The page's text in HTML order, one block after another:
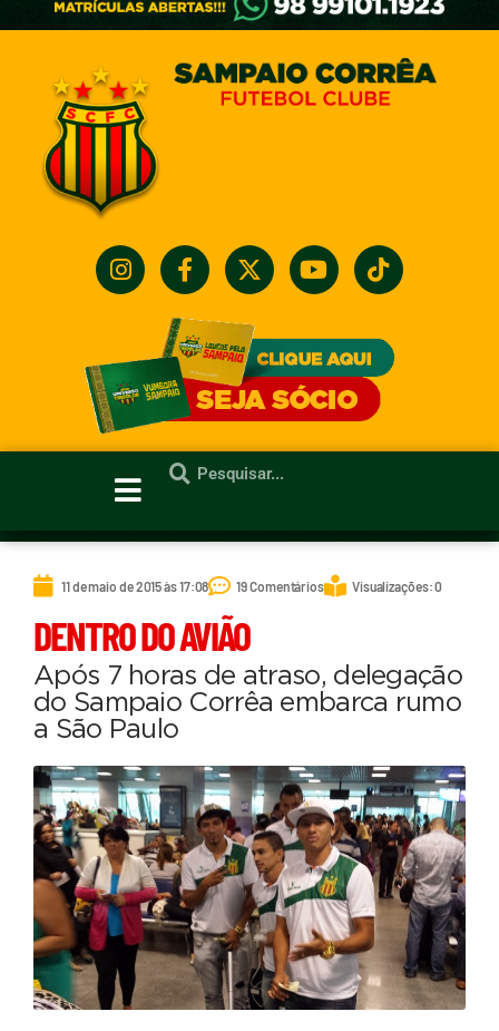
11 de maio de 2015 às 17:08 19 Comentários Visualizações: 0
DENTRO DO AVIÃO
Após 7 horas de atraso, delegação
do Sampaio Corrêa embarca rumo
a São Paulo